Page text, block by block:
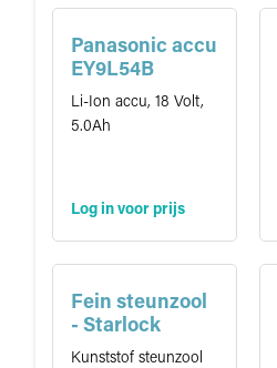
Panasonic accu
EY9L54B
Li-Ion accu, 18 Volt,
5.0Ah
Log in voor prijs
Fein steunzool
- Starlock
Kunststof steunzool